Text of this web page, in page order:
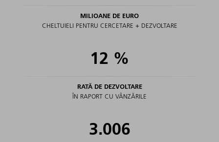
MILIOANE DE EURO
CHELTUIELI PENTRU CERCETARE + DEZVOLTARE
12 %
RATĂ DE DEZVOLTARE
ÎN RAPORT CU VÂNZĂRILE
3.006